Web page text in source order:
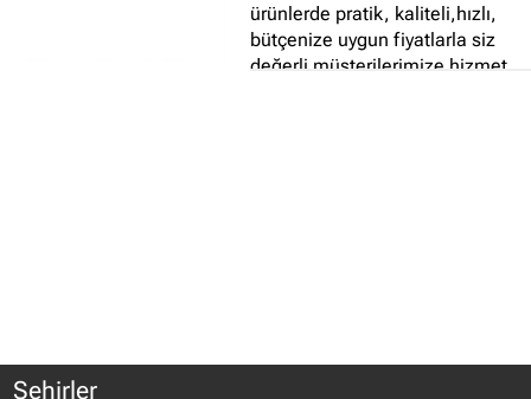
ürünlerde pratik, kaliteli,hızlı,
bütçenize uygun fiyatlarla siz
değerli müşterilerimize hizmet
Şehirler